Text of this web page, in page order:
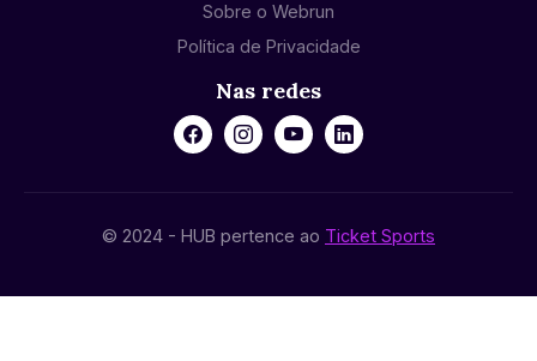
Sobre o Webrun
Política de Privacidade
Nas redes
© 2024 - HUB pertence ao Ticket Sports